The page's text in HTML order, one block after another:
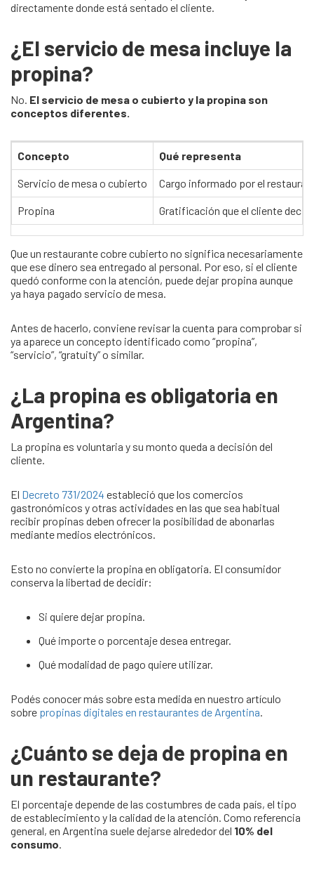
directamente donde está sentado el cliente.
¿El servicio de mesa incluye la
propina?
No. El servicio de mesa o cubierto y la propina son
conceptos diferentes.
Concepto Qué representa
Servicio de mesa o cubierto Cargo informado por el
Propina Gratificación que el cliente
Que un restaurante cobre cubierto no significa necesariamente
que ese dinero sea entregado al personal. Por eso, si el cliente
quedó conforme con la atención, puede dejar propina aunque
ya haya pagado servicio de mesa.
Antes de hacerlo, conviene revisar la cuenta para comprobar si
ya aparece un concepto identificado como “propina”,
“servicio”, “gratuity” o similar.
¿La propina es obligatoria en
Argentina?
La propina es voluntaria y su monto queda a decisión del
cliente.
El Decreto 731/2024 estableció que los comercios
gastronómicos y otras actividades en las que sea habitual
recibir propinas deben ofrecer la posibilidad de abonarlas
mediante medios electrónicos.
Esto no convierte la propina en obligatoria. El consumidor
conserva la libertad de decidir:
Si quiere dejar propina.
Qué importe o porcentaje desea entregar.
Qué modalidad de pago quiere utilizar.
Podés conocer más sobre esta medida en nuestro artículo
sobre propinas digitales en restaurantes de Argentina.
¿Cuánto se deja de propina en
un restaurante?
El porcentaje depende de las costumbres de cada país, el tipo
de establecimiento y la calidad de la atención. Como referencia
general, en Argentina suele dejarse alrededor del 10% del
consumo.